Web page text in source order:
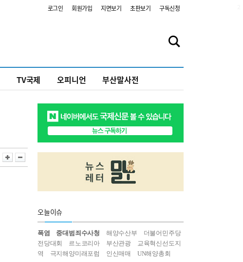
로그인 회원가입 지면보기 초판보기 구독신청
TV국제 오피니언 부산말사전
오늘이슈
폭염 중대범죄수사청 해양수산부
더불어민주당
전당대회
르노코리아 부산관광
교육혁신선도지
역
극지해양미래포럼 인신매매 UN해양총회